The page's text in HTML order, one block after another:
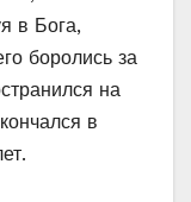
в Бога,
боролись за
на
в